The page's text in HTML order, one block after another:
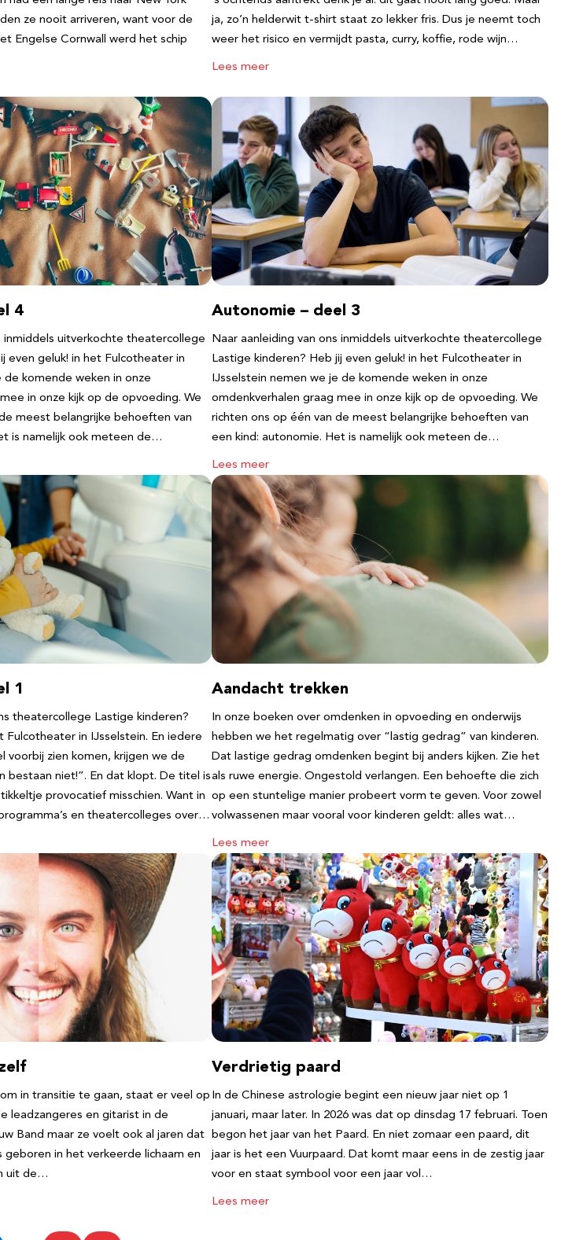
ze nooit arriveren, want voor de
Engelse Cornwall werd het schip
ja, zo’n helderwit t-shirt staat zo lekker fris. Dus je neemt toch
weer het risico en vermijdt pasta, curry, koffie, rode wijn…
Lees meer
4
inmiddels uitverkochte theatercollege
even geluk! in het Fulcotheater in
de komende weken in onze
in onze kijk op de opvoeding. We
meest belangrijke behoeften van
is namelijk ook meteen de…
Autonomie – deel 3
Naar aanleiding van ons inmiddels uitverkochte theatercollege
Lastige kinderen? Heb jij even geluk! in het Fulcotheater in
IJsselstein nemen we je de komende weken in onze
omdenkverhalen graag mee in onze kijk op de opvoeding. We
richten ons op één van de meest belangrijke behoeften van
een kind: autonomie. Het is namelijk ook meteen de…
Lees meer
1
theatercollege Lastige kinderen?
Fulcotheater in IJsselstein. En iedere
voorbij zien komen, krijgen we de
bestaan niet!”. En dat klopt. De titel is
provocatief misschien. Want in
en theatercolleges over…
Aandacht trekken
In onze boeken over omdenken in opvoeding en onderwijs
hebben we het regelmatig over “lastig gedrag” van kinderen.
Dat lastige gedrag omdenken begint bij anders kijken. Zie het
als ruwe energie. Ongestold verlangen. Een behoefte die zich
op een stuntelige manier probeert vorm te geven. Voor zowel
volwassenen maar vooral voor kinderen geldt: alles wat…
Lees meer
in transitie te gaan, staat er veel op
leadzangeres en gitarist in de
Band maar ze voelt ook al jaren dat
in het verkeerde lichaam en
uit de…
Verdrietig paard
In de Chinese astrologie begint een nieuw jaar niet op 1
januari, maar later. In 2026 was dat op dinsdag 17 februari. Toen
begon het jaar van het Paard. En niet zomaar een paard, dit
jaar is het een Vuurpaard. Dat komt maar eens in de zestig jaar
voor en staat symbool voor een jaar vol…
Lees meer